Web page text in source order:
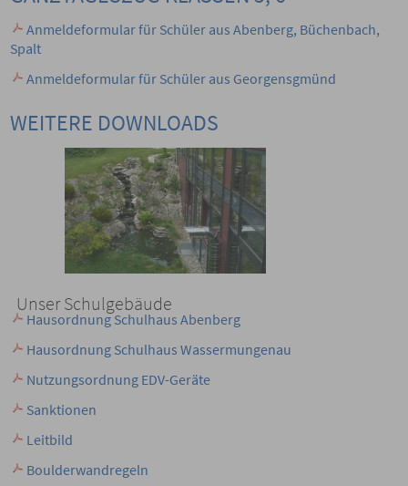
Anmeldeformular für Schüler aus Abenberg, Büchenbach,
Spalt
Anmeldeformular für Schüler aus Georgensgmünd
WEITERE DOWNLOADS
Unser Schulgebäude
Hausordnung Schulhaus Abenberg
Hausordnung Schulhaus Wassermungenau
Nutzungsordnung EDV-Geräte
Sanktionen
Leitbild
Boulderwandregeln